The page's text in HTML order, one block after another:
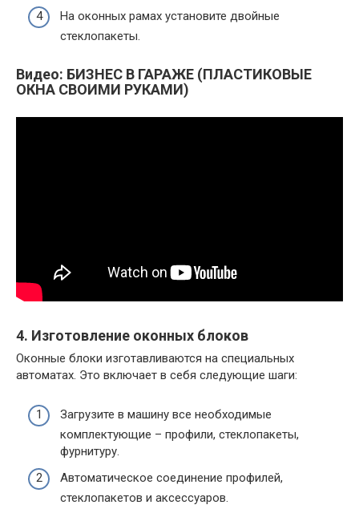
На оконных рамах установите двойные
стеклопакеты.
Видео: БИЗНЕС В ГАРАЖЕ (ПЛАСТИКОВЫЕ
ОКНА СВОИМИ РУКАМИ)
4. Изготовление оконных блоков
Оконные блоки изготавливаются на специальных
автоматах. Это включает в себя следующие шаги:
Загрузите в машину все необходимые
комплектующие – профили, стеклопакеты,
фурнитуру.
Автоматическое соединение профилей,
стеклопакетов и аксессуаров.